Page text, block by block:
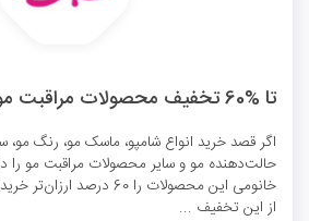
تا %60 تخفیف محصولات مراقبت مو خانومی
اگر قصد خرید انواع شامپو، ماسک مو، رنگ
حالت‌دهنده مو و سایر محصولات مراقبت مو را
خانومی
این محصولات را 60 درصد
از این تخفیف ...